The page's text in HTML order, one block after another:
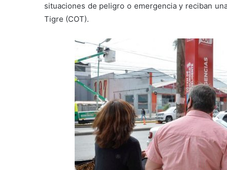
situaciones de peligro o emergencia y reciban
Tigre (COT).